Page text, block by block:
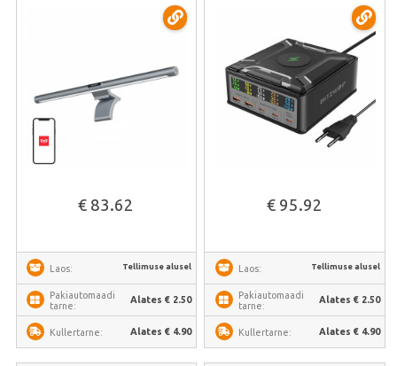
€ 83.62
Laos: Tellimuse alusel
Pakiautomaadi
tarne:
Alates € 2.50
Kullertarne: Alates € 4.90
€ 95.92
Laos: Tellimuse alusel
Pakiautomaadi
tarne:
Alates € 2.50
Kullertarne: Alates € 4.90